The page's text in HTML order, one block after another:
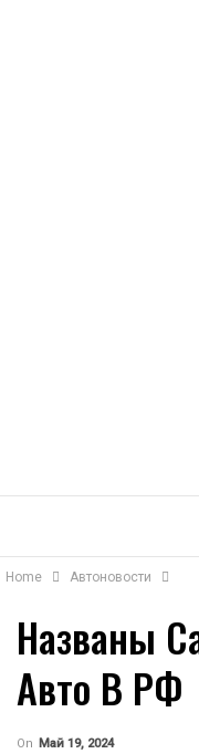
Home Автоновости
Названы
Авто В РФ
On Май 19, 2024